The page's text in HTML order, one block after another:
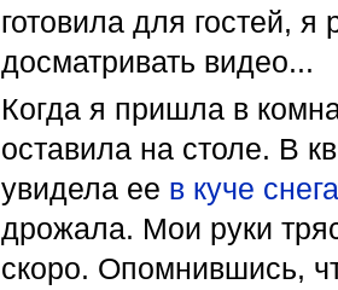
готовила для гостей,
досматривать видео...
Когда я пришла в
оставила на столе. В
увидела ее в куче снега
дрожала. Мои руки
скоро. Опомнившись,